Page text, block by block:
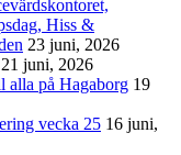
Hiss &
23 juni, 2026
21 juni, 2026
alla på Hagaborg 19
vecka 25 16 juni,